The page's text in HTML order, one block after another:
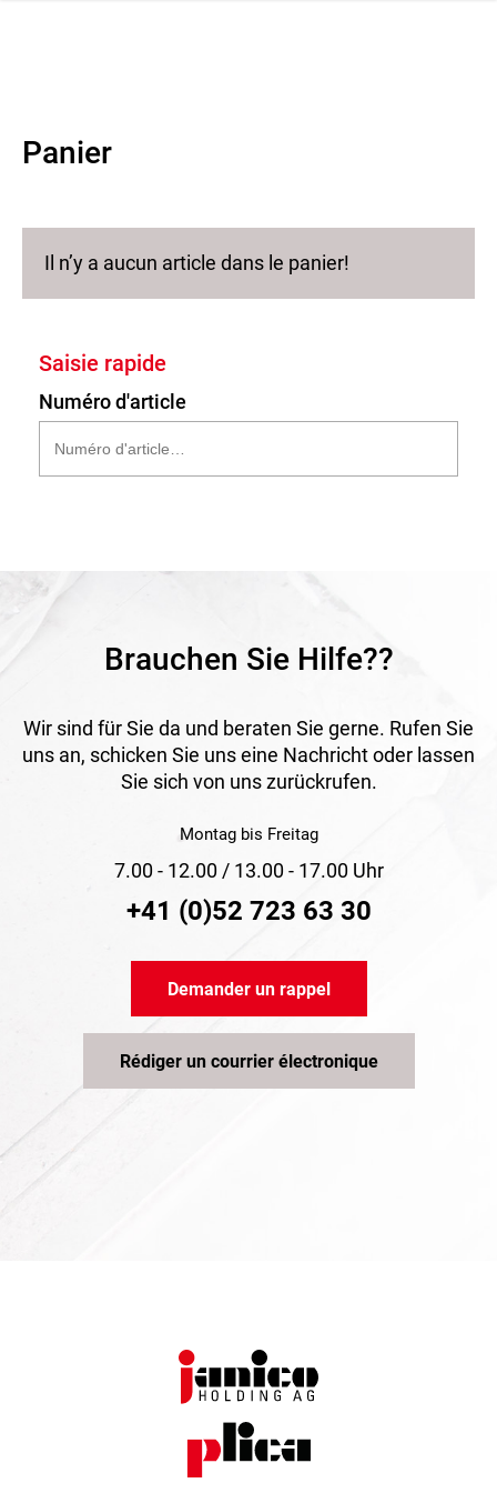
Panier
Il n’y a aucun article dans le panier!
Saisie rapide
Numéro d'article
Brauchen Sie Hilfe??
Wir sind für Sie da und beraten Sie gerne. Rufen Sie
uns an, schicken Sie uns eine Nachricht oder lassen
Sie sich von uns zurückrufen.
Montag bis Freitag
7.00 - 12.00 / 13.00 - 17.00 Uhr
+41 (0)52 723 63 30
Demander un rappel
Rédiger un courrier électronique